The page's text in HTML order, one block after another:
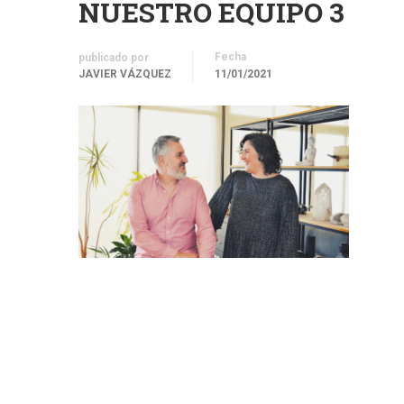
NUESTRO EQUIPO 3
publicado por
JAVIER VÁZQUEZ
Fecha
11/01/2021